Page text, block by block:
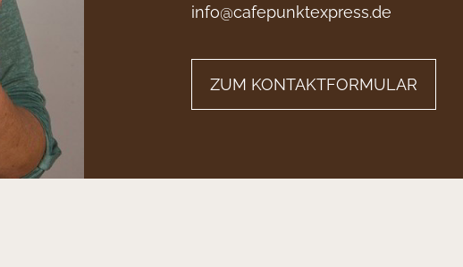
info@cafepunktexpress.de
ZUM KONTAKTFORMULAR